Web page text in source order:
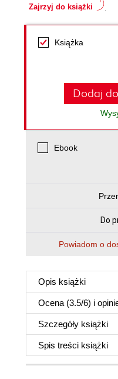
Zajrzyj do książki
Książka
Dodaj
Ebook
Do
Powiadom o
Opis książki
Ocena (3.5/6) i
Szczegóły książki
Spis treści książki